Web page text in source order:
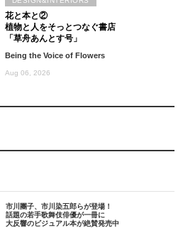
花と本と②
植物と人をそっとつなぐ書店
「草舟あんとす号」
Being the Voice of Flowers
Aug 06, 2026
市川團子、市川染五郎らが登場！
話題の若手歌舞伎俳優が一冊に
大反響のビジュアル本が絶賛発売中